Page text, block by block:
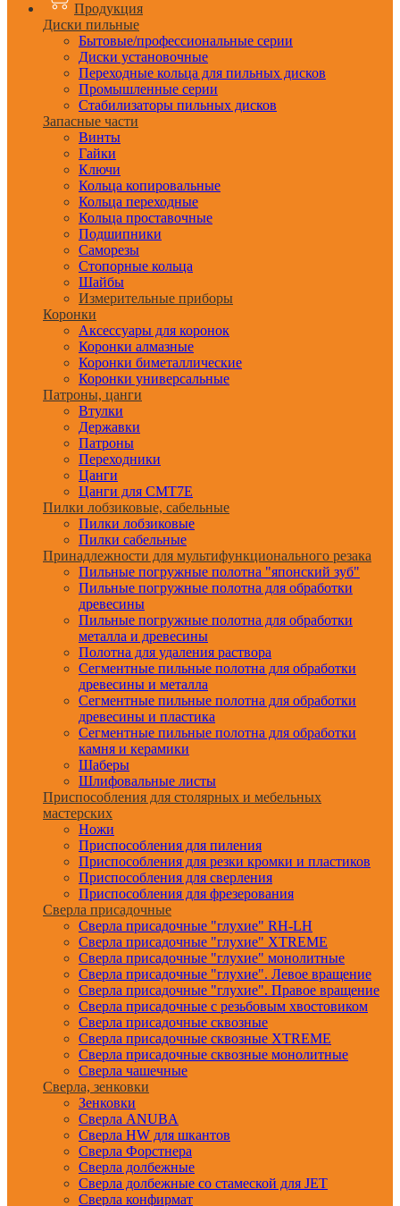
Продукция
Диски пильные
Бытовые/профессиональные серии
Диски установочные
Переходные кольца для пильных дисков
Промышленные серии
Стабилизаторы пильных дисков
Запасные части
Винты
Гайки
Ключи
Кольца копировальные
Кольца переходные
Кольца проставочные
Подшипники
Саморезы
Стопорные кольца
Шайбы
Измерительные приборы
Коронки
Аксессуары для коронок
Коронки алмазные
Коронки биметаллические
Коронки универсальные
Патроны, цанги
Втулки
Державки
Патроны
Переходники
Цанги
Цанги для CMT7E
Пилки лобзиковые, сабельные
Пилки лобзиковые
Пилки сабельные
Принадлежности для мультифункционального резака
Пильные погружные полотна "японский зуб"
Пильные погружные полотна для обработки
древесины
Пильные погружные полотна для обработки
металла и древесины
Полотна для удаления раствора
Сегментные пильные полотна для обработки
древесины и металла
Сегментные пильные полотна для обработки
древесины и пластика
Сегментные пильные полотна для обработки
камня и керамики
Шаберы
Шлифовальные листы
Приспособления для столярных и мебельных
мастерских
Ножи
Приспособления для пиления
Приспособления для резки кромки и пластиков
Приспособления для сверления
Приспособления для фрезерования
Сверла присадочные
Сверла присадочные "глухие" RH-LH
Сверла присадочные "глухие" XTREME
Сверла присадочные "глухие" монолитные
Сверла присадочные "глухие". Левое вращение
Сверла присадочные "глухие". Правое вращение
Сверла присадочные с резьбовым хвостовиком
Сверла присадочные сквозные
Сверла присадочные сквозные XTREME
Сверла присадочные сквозные монолитные
Сверла чашечные
Сверла, зенковки
Зенковки
Сверла ANUBA
Сверла HW для шкантов
Сверла Форстнера
Сверла долбежные
Сверла долбежные со стамеской для JET
Сверла конфирмат